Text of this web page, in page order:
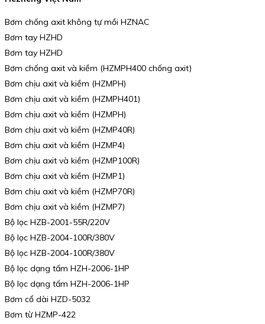
Bơm chống axit không tự mồi HZNAC
Bơm tay HZHD
Bơm tay HZHD
Bơm chống axit và kiềm (HZMPH400 chống axit)
Bơm chịu axit và kiềm (HZMPH)
Bơm chịu axit và kiềm (HZMPH401)
Bơm chịu axit và kiềm (HZMPH)
Bơm chịu axit và kiềm (HZMP40R)
Bơm chịu axit và kiềm (HZMP4)
Bơm chịu axit và kiềm (HZMP100R)
Bơm chịu axit và kiềm (HZMP1)
Bơm chịu axit và kiềm (HZMP70R)
Bơm chịu axit và kiềm (HZMP7)
Bộ lọc HZB-2001-55R/220V
Bộ lọc HZB-2004-100R/380V
Bộ lọc HZB-2004-100R/380V
Bộ lọc dạng tấm HZH-2006-1HP
Bộ lọc dạng tấm HZH-2006-1HP
Bơm cổ dài HZD-5032
Bơm từ HZMP-422